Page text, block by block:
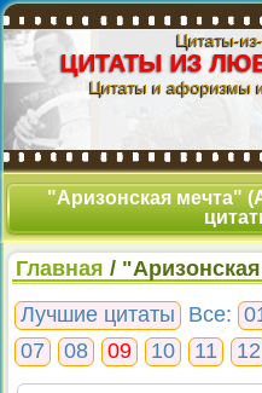
Цитаты-
ЦИТАТЫ ИЗ
Цитаты и афоризмы
"Аризонская мечта"
Главная /
стр. 9
Лучшие цитаты
Все:
07
08 09 10 11 12